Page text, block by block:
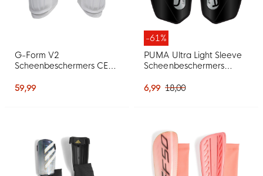
G-Form V2
Scheenbeschermers CE
59,99
-61%
PUMA Ultra Light Sleeve
Scheenbeschermers
6,99 18,00